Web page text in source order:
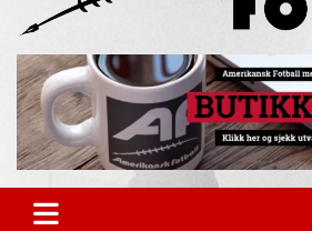
Amerikansk Fotball